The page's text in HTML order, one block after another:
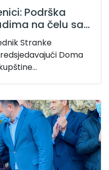
Podrška
na čelu sa...
Stranke
Doma